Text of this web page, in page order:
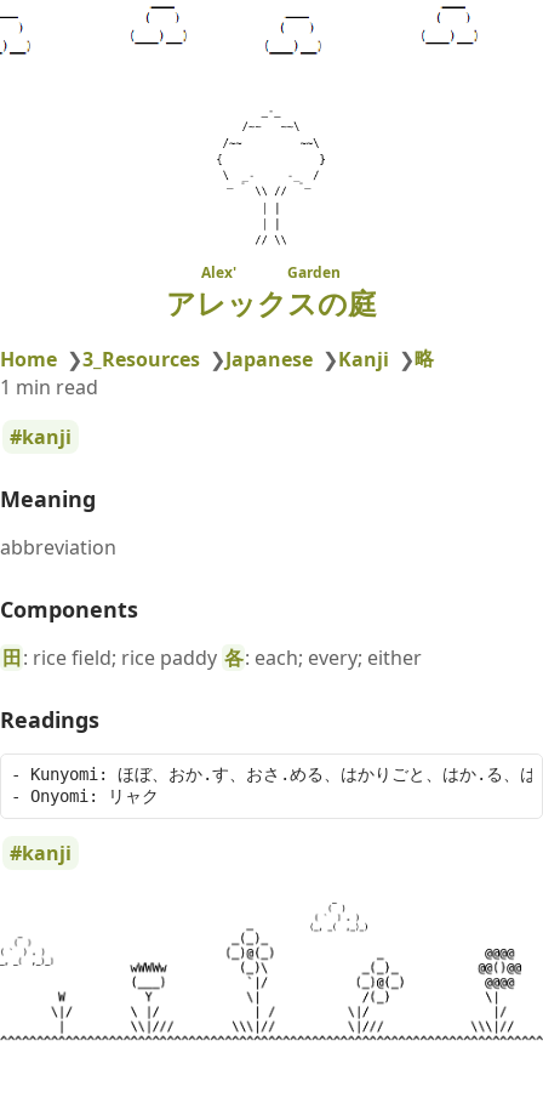
Alex' Garden
アレックスの庭
Home ❯3_Resources ❯Japanese ❯Kanji ❯略
1 min read
kanji
Meaning
abbreviation
Components
田: rice field; rice paddy 各: each; every; either
Readings
- Kunyomi: ほぼ、おか.す、おさ.める、はかりごと、はか.る、
kanji